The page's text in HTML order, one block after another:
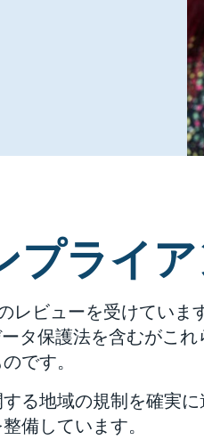
プライ
レビューを受けてい
タ保護法を含むがこ
です。
る地域の規制を確実
備しています。